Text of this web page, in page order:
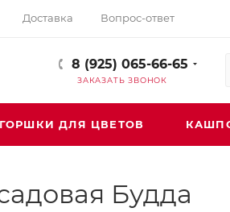
Доставка Вопрос-ответ
8 (925) 065-66-65
ЗАКАЗАТЬ ЗВОНОК
ГОРШКИ ДЛЯ ЦВЕТОВ
Будда